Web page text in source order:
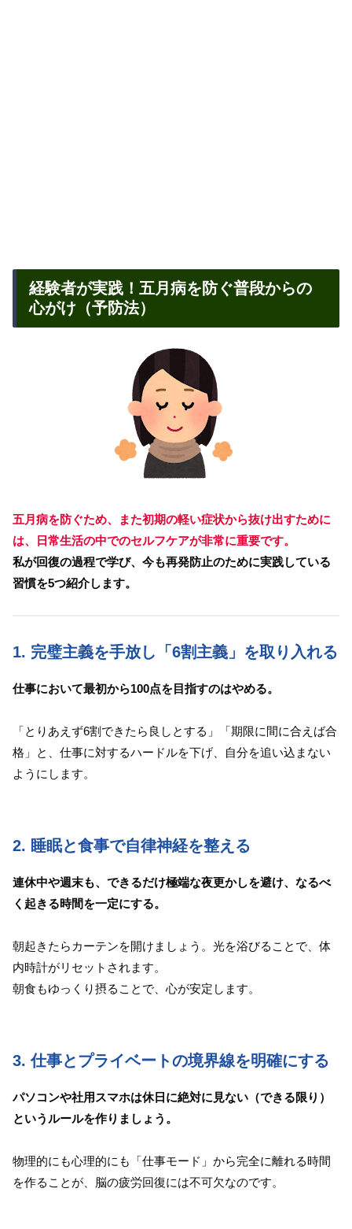
経験者が実践！五月病を防ぐ普段からの
心がけ（予防法）
五月病を防ぐため、また初期の軽い症状から抜け出すために
は、日常生活の中でのセルフケアが非常に重要です。
私が回復の過程で学び、今も再発防止のために実践している
習慣を5つ紹介します。
1. 完璧主義を手放し「6割主義」を取り入れる
仕事において最初から100点を目指すのはやめる。
「とりあえず6割できたら良しとする」「期限に間に合えば合
格」と、仕事に対するハードルを下げ、自分を追い込まない
ようにします。
2. 睡眠と食事で自律神経を整える
連休中や週末も、できるだけ極端な夜更かしを避け、なるべ
く起きる時間を一定にする。
朝起きたらカーテンを開けましょう。光を浴びることで、体
内時計がリセットされます。
朝食もゆっくり摂ることで、心が安定します。
3. 仕事とプライベートの境界線を明確にする
パソコンや社用スマホは休日に絶対に見ない（できる限り）
というルールを作りましょう。
物理的にも心理的にも「仕事モード」から完全に離れる時間
を作ることが、脳の疲労回復には不可欠なのです。